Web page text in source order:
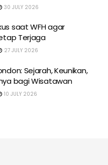
30 JULY 2026
saat WFH agar
Terjaga
27 JULY 2026
Sejarah, Keunikan,
bagi Wisatawan
10 JULY 2026